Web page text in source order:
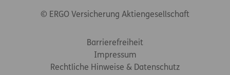
© ERGO Versicherung Aktiengesellschaft
Barrierefreiheit
Impressum
Rechtliche Hinweise & Datenschutz